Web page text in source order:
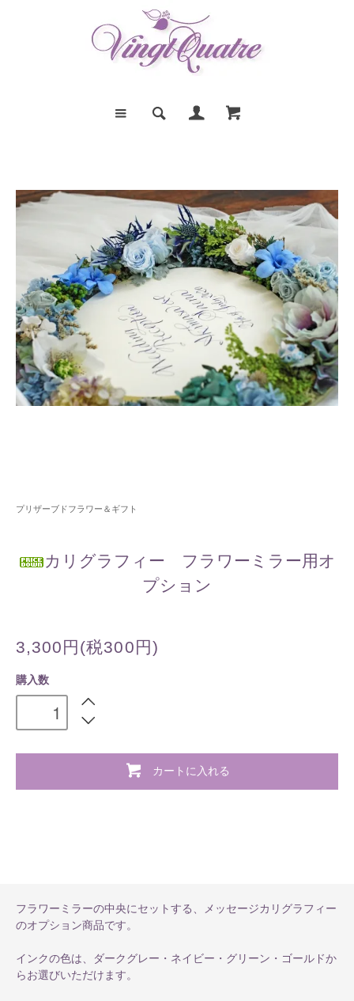
プリザーブドフラワー＆ギフト
カリグラフィー フラワーミラー用オ
プション
3,300円(税300円)
購入数
カートに入れる
フラワーミラーの中央にセットする、メッセージカリグラフィー
のオプション商品です。
インクの色は、ダークグレー・ネイビー・グリーン・ゴールドか
らお選びいただけます。